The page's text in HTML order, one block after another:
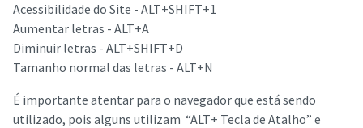
Acessibilidade do Site - ALT+SHIFT+1
Aumentar letras - ALT+A
Diminuir letras - ALT+SHIFT+D
Tamanho normal das letras - ALT+N
É importante atentar para o navegador que está sendo
utilizado, pois alguns utilizam “ALT+ Tecla de Atalho” e